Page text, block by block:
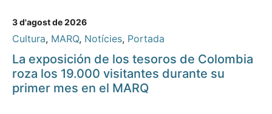
3 d'agost de 2026
Cultura, MARQ, Notícies, Portada
La exposición de los tesoros de Colombia
roza los 19.000 visitantes durante su
primer mes en el MARQ